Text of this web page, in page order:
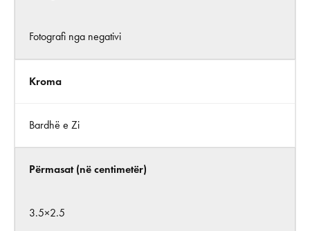
Fotografi nga negativi
Kroma
Bardhë e Zi
Përmasat (në centimetër)
3.5×2.5